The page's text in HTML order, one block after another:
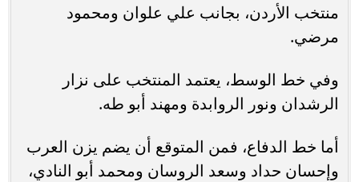
منتخب الأردن، بجانب علي علوان ومحمود
مرضي.
وفي خط الوسط، يعتمد المنتخب على نزار
الرشدان ونور الروابدة ومهند أبو طه.
أما خط الدفاع، فمن المتوقع أن يضم يزن العرب
وإحسان حداد وسعد الروسان ومحمد أبو النادي،